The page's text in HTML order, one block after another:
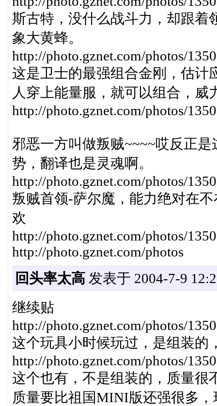
斯古特，没什么战斗力，却跟着
象大黄蜂。
http://photo.gznet.com/photos/
这是卫士的最强组合金刚，估计
人穿上能量服，就可以组合，威
http://photo.gznet.com/photos/
邪恶一方叫做叛贼~~~~哎反正
势，翻译也是灵魂啊。
http://photo.gznet.com/photos/
叛贼首领-萨尔魔，能力绝对在
欢
http://photo.gznet.com/photos/
http://photo.gznet.com/photos
回头率太高发表于 2004-7-9
继续贴
http://photo.gznet.com/photos/
这个玩具小时候玩过，是组装的
http://photo.gznet.com/photos/
这个也有，不是组装的，质量很
质量要比祖国MINI版还强很多